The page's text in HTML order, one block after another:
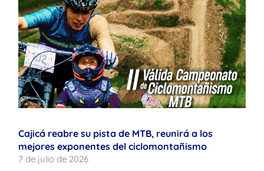
Cajicá reabre su pista de MTB, reunirá a los
mejores exponentes del ciclomontañismo
7 de julio de 2026